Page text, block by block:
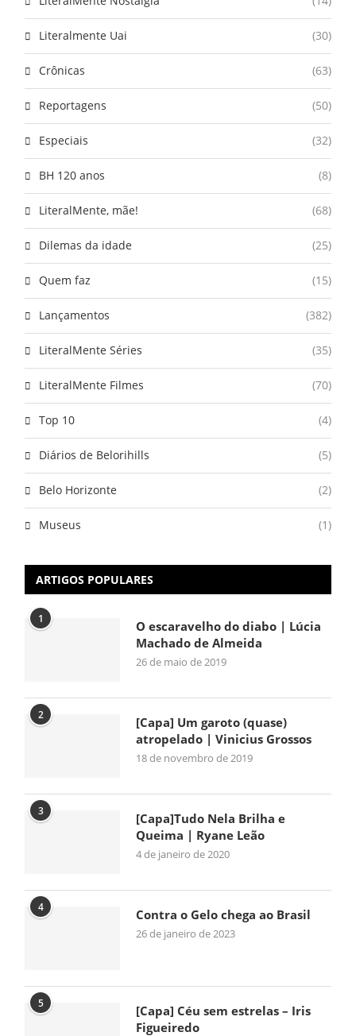
Literalmente Uai (30)
Crônicas (63)
Reportagens (50)
Especiais (32)
BH 120 anos (8)
LiteralMente, mãe! (68)
Dilemas da idade (25)
Quem faz (15)
Lançamentos (382)
LiteralMente Séries (35)
LiteralMente Filmes (70)
Top 10 (4)
Diários de Belorihills (5)
Belo Horizonte (2)
Museus (1)
ARTIGOS POPULARES
1
O escaravelho do diabo | Lúcia
Machado de Almeida
26 de maio de 2019
2
[Capa] Um garoto (quase)
atropelado | Vinicius Grossos
18 de novembro de 2019
3
[Capa]Tudo Nela Brilha e
Queima | Ryane Leão
4 de janeiro de 2020
4 Contra o Gelo chega ao Brasil
26 de janeiro de 2023
5
[Capa] Céu sem estrelas – Iris
Figueiredo